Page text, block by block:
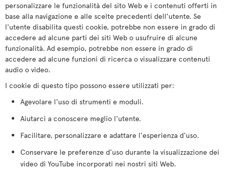
personalizzare le funzionalità del sito Web e i contenuti offerti in
base alla navigazione e alle scelte precedenti dell'utente. Se
l'utente disabilita questi cookie, potrebbe non essere in grado di
accedere ad alcune parti dei siti Web o usufruire di alcune
funzionalità. Ad esempio, potrebbe non essere in grado di
accedere ad alcune funzioni di ricerca o visualizzare contenuti
audio o video.
I cookie di questo tipo possono essere utilizzati per:
Agevolare l'uso di strumenti e moduli.
Aiutarci a conoscere meglio l'utente.
Facilitare, personalizzare e adattare l'esperienza d'uso.
Conservare le preferenze d'uso durante la visualizzazione dei
video di YouTube incorporati nei nostri siti Web.